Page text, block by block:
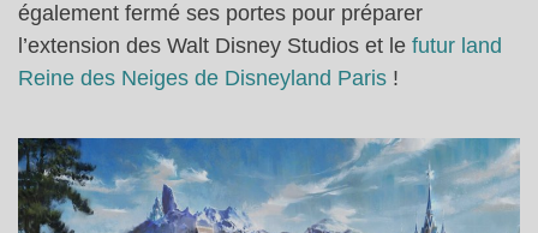
également fermé ses portes pour préparer
l’extension des Walt Disney Studios et le futur land
Reine des Neiges de Disneyland Paris !